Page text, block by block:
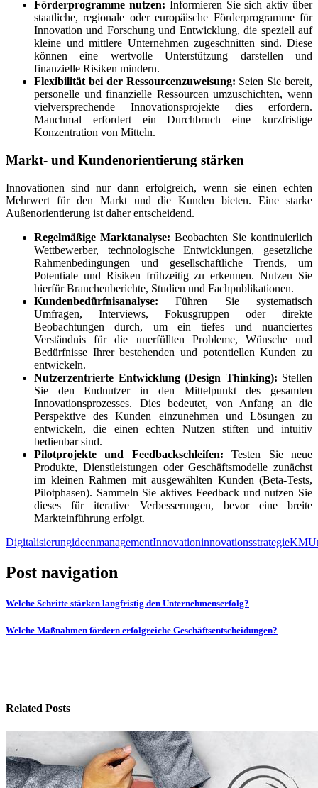
Förderprogramme nutzen: Informieren Sie sich aktiv über
staatliche, regionale oder europäische Förderprogramme für
Innovation und Forschung und Entwicklung, die speziell auf
kleine und mittlere Unternehmen zugeschnitten sind. Diese
können eine wertvolle Unterstützung darstellen und
finanzielle Risiken mindern.
Flexibilität bei der Ressourcenzuweisung: Seien Sie bereit,
personelle und finanzielle Ressourcen umzuschichten, wenn
vielversprechende Innovationsprojekte dies erfordern.
Manchmal erfordert ein Durchbruch eine kurzfristige
Konzentration von Mitteln.
Markt- und Kundenorientierung stärken
Innovationen sind nur dann erfolgreich, wenn sie einen echten
Mehrwert für den Markt und die Kunden bieten. Eine starke
Außenorientierung ist daher entscheidend.
Regelmäßige Marktanalyse: Beobachten Sie kontinuierlich
Wettbewerber, technologische Entwicklungen, gesetzliche
Rahmenbedingungen und gesellschaftliche Trends, um
Potentiale und Risiken frühzeitig zu erkennen. Nutzen Sie
hierfür Branchenberichte, Studien und Fachpublikationen.
Kundenbedürfnisanalyse: Führen Sie systematisch
Umfragen, Interviews, Fokusgruppen oder direkte
Beobachtungen durch, um ein tiefes und nuanciertes
Verständnis für die unerfüllten Probleme, Wünsche und
Bedürfnisse Ihrer bestehenden und potentiellen Kunden zu
entwickeln.
Nutzerzentrierte Entwicklung (Design Thinking): Stellen
Sie den Endnutzer in den Mittelpunkt des gesamten
Innovationsprozesses. Dies bedeutet, von Anfang an die
Perspektive des Kunden einzunehmen und Lösungen zu
entwickeln, die einen echten Nutzen stiften und intuitiv
bedienbar sind.
Pilotprojekte und Feedbackschleifen: Testen Sie neue
Produkte, Dienstleistungen oder Geschäftsmodelle zunächst
im kleinen Rahmen mit ausgewählten Kunden (Beta-Tests,
Pilotphasen). Sammeln Sie aktives Feedback und nutzen Sie
dieses für iterative Verbesserungen, bevor eine breite
Markteinführung erfolgt.
DigitalisierungideenmanagementInnovationinnovationsstrategieKMU
Post navigation
Welche Schritte stärken langfristig den Unternehmenserfolg?
Welche Maßnahmen fördern erfolgreiche Geschäftsentscheidungen?
Related Posts